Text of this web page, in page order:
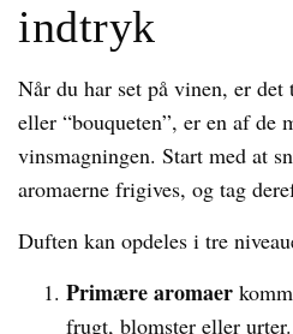
indtryk
Når du har set på vinen, er
eller “bouqueten”, er en af de
vinsmagningen. Start med at
aromaerne frigives, og tag
Duften kan opdeles i tre
Primære aromaer
frugt, blomster eller